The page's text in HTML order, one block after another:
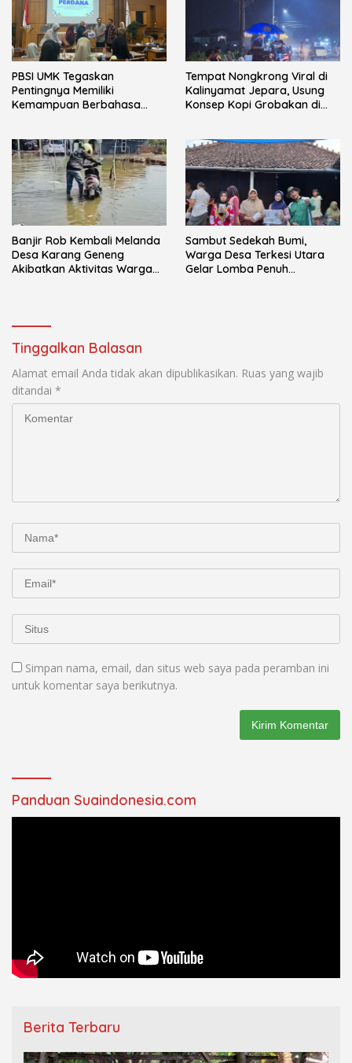
PBSI UMK Tegaskan
Pentingnya Memiliki
Kemampuan Berbahasa
Tempat Nongkrong Viral di
Kalinyamat Jepara, Usung
Konsep Kopi Grobakan di
Banjir Rob Kembali Melanda
Desa Karang Geneng
Akibatkan Aktivitas Warga
Sambut Sedekah Bumi,
Warga Desa Terkesi Utara
Gelar Lomba Penuh
Tinggalkan Balasan
Alamat email Anda tidak akan dipublikasikan. Ruas yang wajib
ditandai *
Simpan nama, email, dan situs web saya pada peramban ini
untuk komentar saya berikutnya.
Panduan Suaindonesia.com
Berita Terbaru